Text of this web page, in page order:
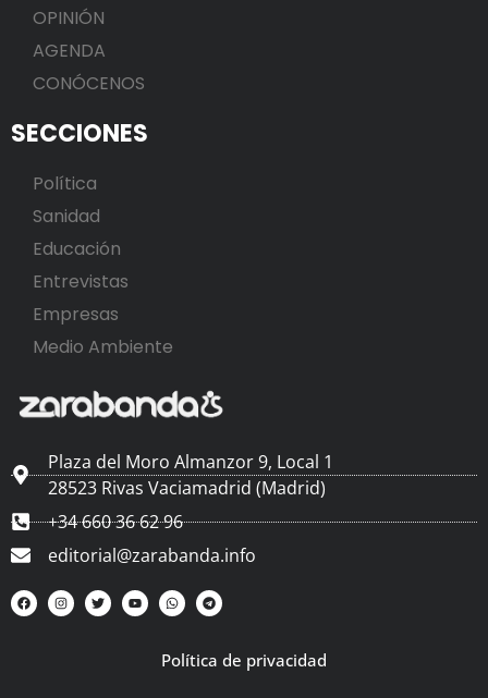
OPINIÓN
AGENDA
CONÓCENOS
SECCIONES
Política
Sanidad
Educación
Entrevistas
Empresas
Medio Ambiente
Plaza del Moro Almanzor 9, Local 1
28523 Rivas Vaciamadrid (Madrid)
+34 660 36 62 96
editorial@zarabanda.info
Política de privacidad